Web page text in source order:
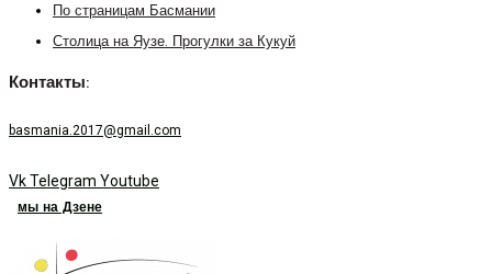
По страницам Басмании
Столица на Яузе. Прогулки за Кукуй
Контакты:
basmania.2017@gmail.com
VkTelegram Youtube
мы на Дзене